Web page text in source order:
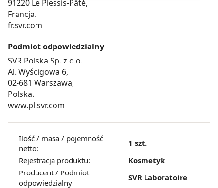
będzie oznaczało, że nie wyrażasz zgody na
pozyskiwanie od Ciebie danych, które nie są niezbędne
dla funkcjonowania Strony. Będzie się to jednak wiązało
Strony.
91220 Le Plessis-Pâté,
Francja.
fr.svr.com
Podmiot odpowiedzialny
SVR Polska Sp. z o.o.
Al. Wyścigowa 6,
02-681 Warszawa,
Polska.
www.pl.svr.com
Ilość / masa / pojemność
netto:
1 szt.
Rejestracja produktu:
Kosmetyk
Producent / Podmiot
odpowiedzialny:
SVR Laboratoire